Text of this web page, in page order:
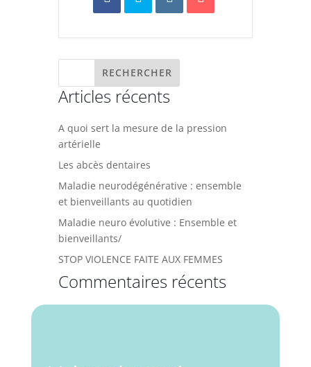
Articles récents
A quoi sert la mesure de la pression
artérielle
Les abcès dentaires
Maladie neurodégénérative : ensemble
et bienveillants au quotidien
Maladie neuro évolutive : Ensemble et
bienveillants/
STOP VIOLENCE FAITE AUX FEMMES
Commentaires récents